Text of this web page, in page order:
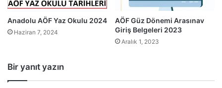
Anadolu AÖF Yaz Okulu 2024
Haziran 7, 2024
AÖF Güz Dönemi Arasınav
Giriş Belgeleri 2023
Aralık 1, 2023
Bir yanıt yazın